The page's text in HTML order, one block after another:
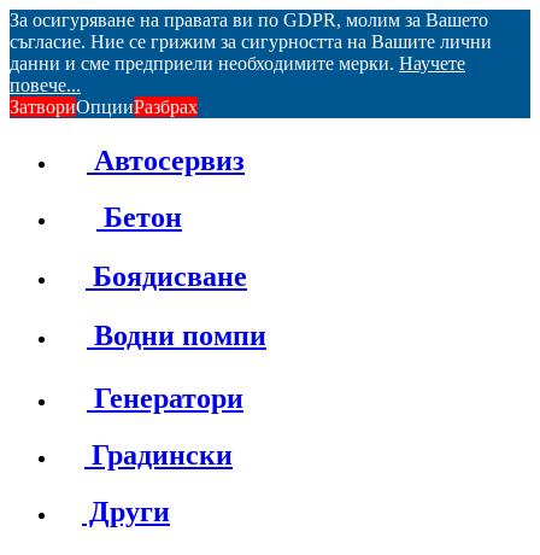
За осигуряване на правата ви по GDPR, молим за Вашето
съгласие. Ние се грижим за сигурността на Вашите лични
данни и сме предприели необходимите мерки. Научете
повече...
ЗатвориОпцииРазбрах
Автосервиз
Бетон
Боядисване
Водни помпи
Генератори
Градински
Други